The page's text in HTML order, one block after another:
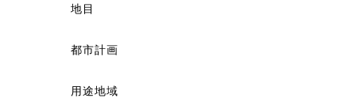
地目
都市計画
用途地域